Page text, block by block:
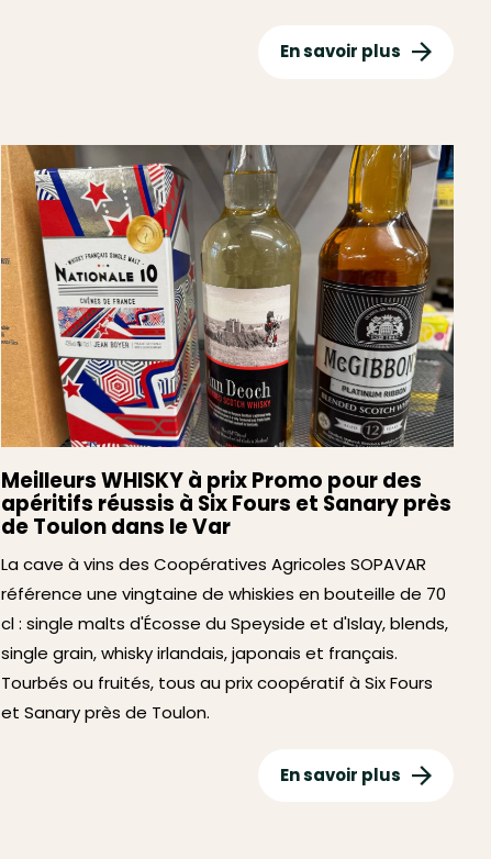
En savoir plus
Meilleurs WHISKY à prix Promo pour des
apéritifs réussis à Six Fours et Sanary près
de Toulon dans le Var
La cave à vins des Coopératives Agricoles SOPAVAR
référence une vingtaine de whiskies en bouteille de 70
cl : single malts d'Écosse du Speyside et d'Islay, blends,
single grain, whisky irlandais, japonais et français.
Tourbés ou fruités, tous au prix coopératif à Six Fours
et Sanary près de Toulon.
En savoir plus